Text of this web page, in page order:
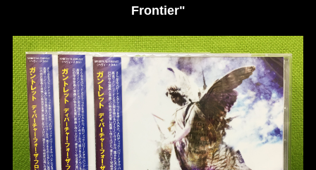
Frontier"